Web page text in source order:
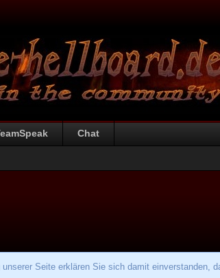
Chat
Seite erklären Sie sich damit einverstanden,